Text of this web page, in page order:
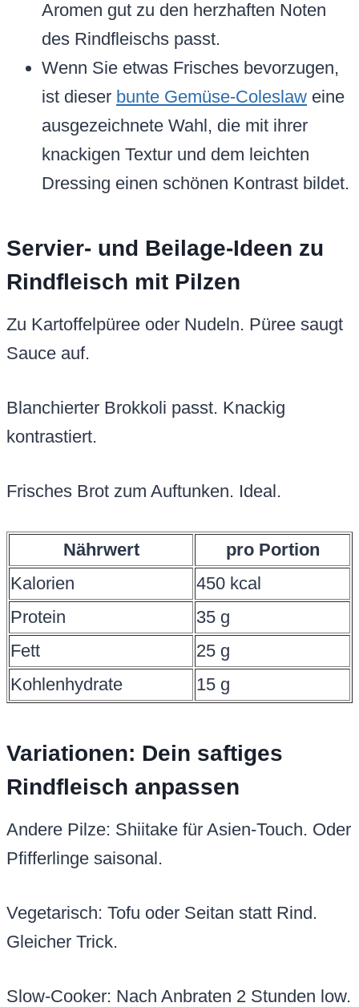
Aromen gut zu den herzhaften Noten
des Rindfleischs passt.
Wenn Sie etwas Frisches bevorzugen,
ist dieser bunte Gemüse-Coleslaw eine
ausgezeichnete Wahl, die mit ihrer
knackigen Textur und dem leichten
Dressing einen schönen Kontrast bildet.
Servier- und Beilage-Ideen zu
Rindfleisch mit Pilzen
Zu Kartoffelpüree oder Nudeln. Püree saugt
Sauce auf.
Blanchierter Brokkoli passt. Knackig
kontrastiert.
Frisches Brot zum Auftunken. Ideal.
Nährwert
pro Portion
Kalorien
450 kcal
Protein
35 g
Fett
25 g
Kohlenhydrate
15 g
Variationen: Dein saftiges
Rindfleisch anpassen
Andere Pilze: Shiitake für Asien-Touch. Oder
Pfifferlinge saisonal.
Vegetarisch: Tofu oder Seitan statt Rind.
Gleicher Trick.
Slow-Cooker: Nach Anbraten 2 Stunden low.